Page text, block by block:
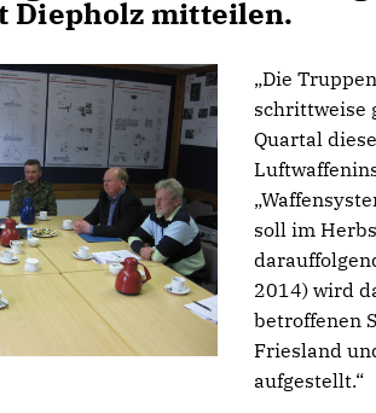
Diepholz mitteilen.
Die
schrittweise
Quartal
soll im
2014) wird
betroffenen
Friesland
aufgestellt.“